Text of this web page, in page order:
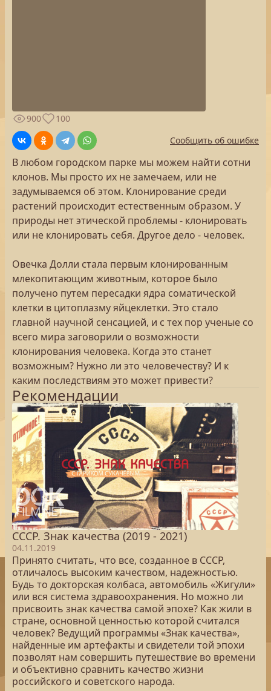
900
100
Сообщить об ошибке
В любом городском парке мы можем найти сотни
клонов. Мы просто их не замечаем, или не
задумываемся об этом. Клонирование среди
растений происходит естественным образом. У
природы нет этической проблемы - клонировать
или не клонировать себя. Другое дело - человек.
Овечка Долли стала первым клонированным
млекопитающим животным, которое было
получено путем пересадки ядра соматической
клетки в цитоплазму яйцеклетки. Это стало
главной научной сенсацией, и с тех пор ученые со
всего мира заговорили о возможности
клонирования человека. Когда это станет
возможным? Нужно ли это человечеству? И к
каким последствиям это может привести?
Рекомендации
СССР. Знак качества (2019 - 2021)
04.11.2019
Принято считать, что все, созданное в СССР,
отличалось высоким качеством, надежностью.
Будь то докторская колбаса, автомобиль «Жигули»
или вся система здравоохранения. Но можно ли
присвоить знак качества самой эпохе? Как жили в
стране, основной ценностью которой считался
человек? Ведущий программы «Знак качества»,
найденные им артефакты и свидетели той эпохи
позволят нам совершить путешествие во времени
и объективно сравнить качество жизни
российского и советского народа.